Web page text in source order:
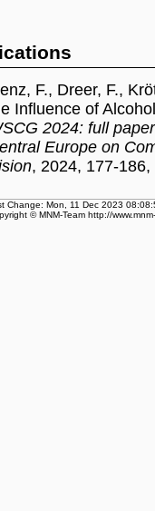
F., Dreer, F.,
Influence of
2024: full
Europe on
, 2024, 177-
Change: Mon, 11 Dec 2023
© MNM-Team http://